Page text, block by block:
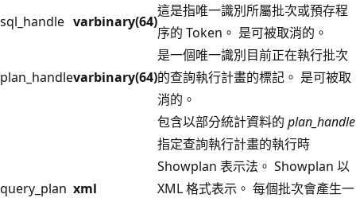
sql_handle varbinary(64)
這是指唯一識別所屬批次或預存程
序的 Token。 是可被取消的。
plan_handlevarbinary(64)
是一個唯一識別目前正在執行批次
的查詢執行計畫的標記。 是可被取
消的。
query_plan xml
包含以部分統計資料的 plan_handle
指定查詢執行計畫的執行時
Showplan 表示法。 Showplan 以
XML 格式表示。 每個批次會產生一